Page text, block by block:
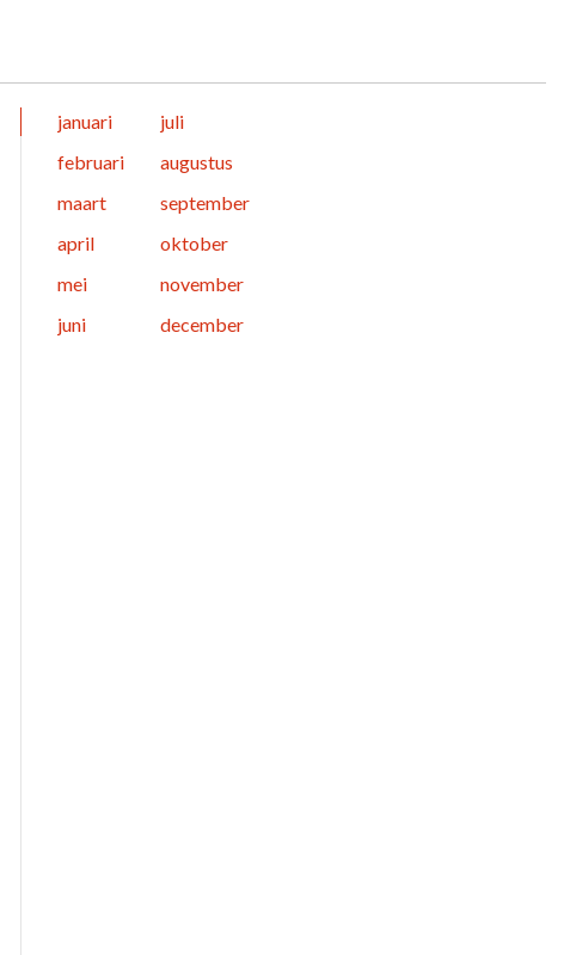
januari
februari
maart
april
mei
juni
juli
augustus
september
oktober
november
december